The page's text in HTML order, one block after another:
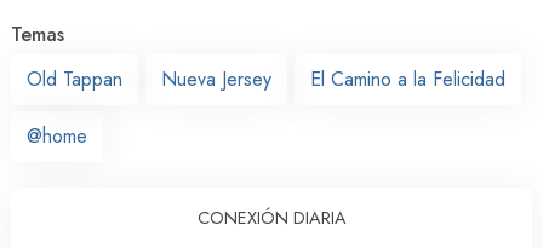
Temas
Old Tappan
Nueva Jersey El Camino a la Felicidad
@home
CONEXIÓN DIARIA